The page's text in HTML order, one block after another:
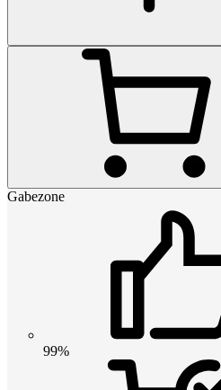
Gabezone
99%